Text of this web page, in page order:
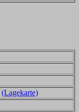
(Lagekarte)